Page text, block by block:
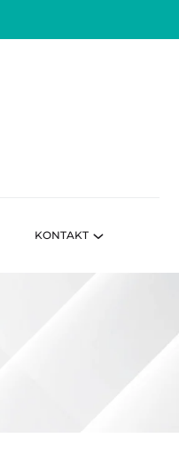
KONTAKT